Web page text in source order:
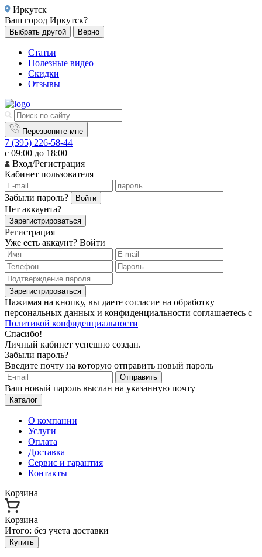
Иркутск
Ваш город Иркутск?
Выбрать другой Верно
Статьи
Полезные видео
Скидки
Отзывы
Перезвоните мне
7 (395) 226-58-44
с 09:00 до 18:00
Вход/Регистрация
Кабинет пользователя
Забыли пароль? Войти
Нет аккаунта?
Зарегистрироваться
Регистрация
Уже есть аккаунт? Войти
Зарегистрироваться
Нажимая на кнопку, вы даете согласие на обработку
персональных данных и конфиденциальности соглашаетесь с
Политикой конфиденциальности
Спасибо!
Личный кабинет успешно создан.
Забыли пароль?
Введите почту на которую отправить новый пароль
Отправить
Ваш новый пароль выслан на указанную почту
Каталог
О компании
Услуги
Оплата
Доставка
Сервис и гарантия
Контакты
Корзина
Корзина
Итого: без учета доставки
Купить